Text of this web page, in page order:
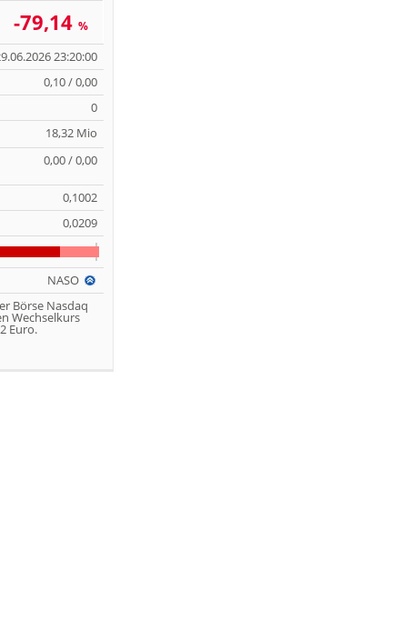
-79,14%
23:20:00
0,10 / 0,00
0
18,32 Mio
0,00 / 0,00
0,1002
0,0209
NASO
Börse Nasdaq
Wechselkurs
Euro.